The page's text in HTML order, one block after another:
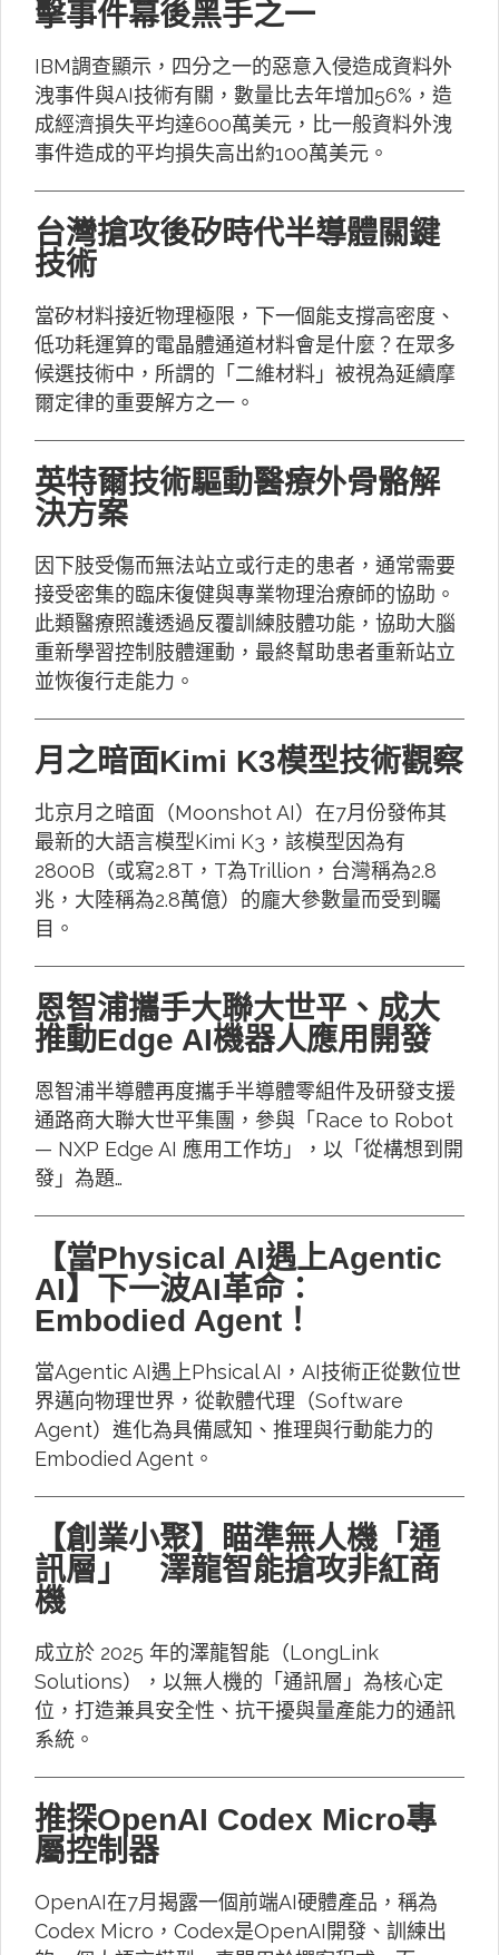
擊事件幕後黑手之一
IBM調查顯示，四分之一的惡意入侵造成資料外
洩事件與AI技術有關，數量比去年增加56%，造
成經濟損失平均達600萬美元，比一般資料外洩
事件造成的平均損失高出約100萬美元。
台灣搶攻後矽時代半導體關鍵
技術
當矽材料接近物理極限，下一個能支撐高密度、
低功耗運算的電晶體通道材料會是什麼？在眾多
候選技術中，所謂的「二維材料」被視為延續摩
爾定律的重要解方之一。
英特爾技術驅動醫療外骨骼解
決方案
因下肢受傷而無法站立或行走的患者，通常需要
接受密集的臨床復健與專業物理治療師的協助。
此類醫療照護透過反覆訓練肢體功能，協助大腦
重新學習控制肢體運動，最終幫助患者重新站立
並恢復行走能力。
月之暗面Kimi K3模型技術觀察
北京月之暗面（Moonshot AI）在7月份發佈其
最新的大語言模型Kimi K3，該模型因為有
2800B（或寫2.8T，T為Trillion，台灣稱為2.8
兆，大陸稱為2.8萬億）的龐大參數量而受到矚
目。
恩智浦攜手大聯大世平、成大
推動Edge AI機器人應用開發
恩智浦半導體再度攜手半導體零組件及研發支援
通路商大聯大世平集團，參與「Race to Robot
— NXP Edge AI 應用工作坊」，以「從構想到開
發」為題…
【當Physical AI遇上Agentic
AI】下一波AI革命：
Embodied Agent！
當Agentic AI遇上Phsical AI，AI技術正從數位世
界邁向物理世界，從軟體代理（Software
Agent）進化為具備感知、推理與行動能力的
Embodied Agent。
【創業小聚】瞄準無人機「通
訊層」 澤龍智能搶攻非紅商
機
成立於 2025 年的澤龍智能（LongLink
Solutions），以無人機的「通訊層」為核心定
位，打造兼具安全性、抗干擾與量產能力的通訊
系統。
推探OpenAI Codex Micro專
屬控制器
OpenAI在7月揭露一個前端AI硬體產品，稱為
Codex Micro，Codex是OpenAI開發、訓練出